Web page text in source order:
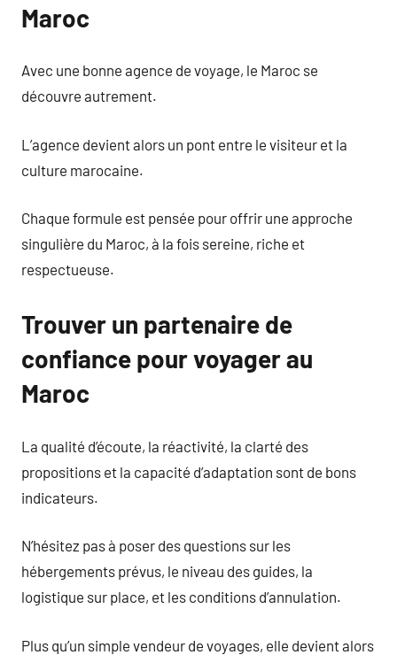
Maroc
Avec une bonne agence de voyage, le Maroc se
découvre autrement.
L’agence devient alors un pont entre le visiteur et la
culture marocaine.
Chaque formule est pensée pour offrir une approche
singulière du Maroc, à la fois sereine, riche et
respectueuse.
Trouver un partenaire de
confiance pour voyager au
Maroc
La qualité d’écoute, la réactivité, la clarté des
propositions et la capacité d’adaptation sont de bons
indicateurs.
N’hésitez pas à poser des questions sur les
hébergements prévus, le niveau des guides, la
logistique sur place, et les conditions d’annulation.
Plus qu’un simple vendeur de voyages, elle devient alors